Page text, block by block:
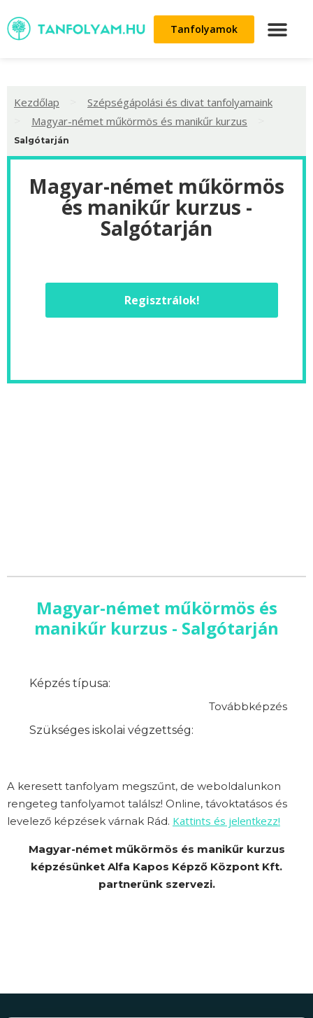
Tanfolyamok
Kezdőlap Szépségápolási és divat tanfolyamaink
Magyar-német műkörmös és manikűr kurzus
Salgótarján
Magyar-német műkörmös
és manikűr kurzus -
Salgótarján
Regisztrálok!
Magyar-német műkörmös és
manikűr kurzus - Salgótarján
Képzés típusa:
Továbbképzés
Szükséges iskolai végzettség:
A keresett tanfolyam megszűnt, de weboldalunkon
rengeteg tanfolyamot találsz! Online, távoktatásos és
levelező képzések várnak Rád. Kattints és jelentkezz!
Magyar-német műkörmös és manikűr kurzus
képzésünket Alfa Kapos Képző Központ Kft.
partnerünk szervezi.